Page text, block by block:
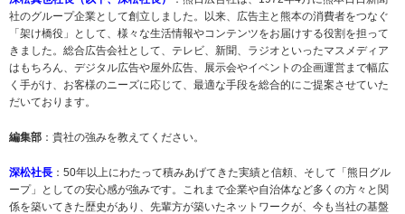
社のグループ企業として創立しました。以来、広告主と熊本の消費者をつなぐ
「架け橋役」として、様々な生活情報やコンテンツをお届けする役割を担って
きました。総合広告会社として、テレビ、新聞、ラジオといったマスメディア
はもちろん、デジタル広告や屋外広告、展示会やイベントの企画運営まで幅広
く手がけ、お客様のニーズに応じて、最適な手段を総合的にご提案させていた
だいております。
編集部 ：貴社の強みを教えてください。
深松社長 ：50年以上にわたって積みあげてきた実績と信頼、そして「熊日グル
ープ」としての安心感が強みです。これまで企業や自治体など多くの方々と関
係を築いてきた歴史があり、先輩方が築いたネットワークが、今も当社の基盤